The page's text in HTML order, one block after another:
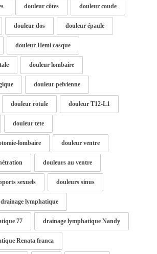
douleur côtes douleur coude
douleur dos douleur épaule
douleur Hemi casque
douleur lombaire
douleur pelvienne
douleur rotule douleur T12-L1
douleur tete
lombaire douleur ventre
douleurs au ventre
sexuels douleurs sinus
drainage lymphatique
77 drainage lymphatique Nandy
Renata franca